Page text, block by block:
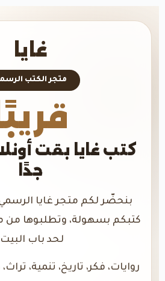
غايا
متجر الكتب
قريبًا
كتب غايا بقت
جدًا
بنحضّر لكم متجر غايا
كتبكم بسهولة، وتطلبوها من
لحد باب
روايات، فكر، تاريخ، تنمية،